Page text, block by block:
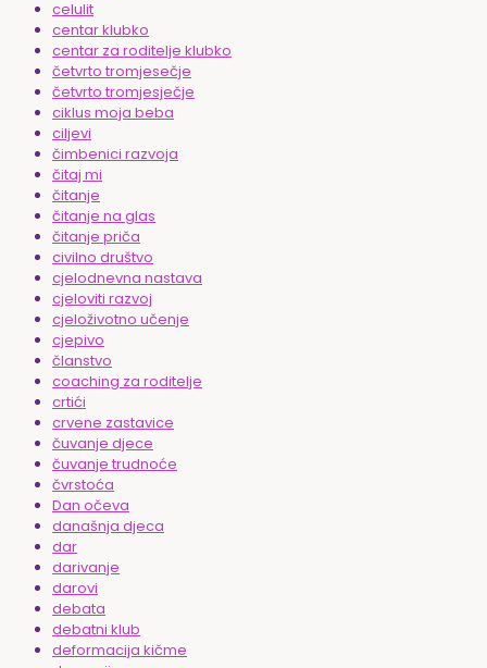
celulit
centar klubko
centar za roditelje klubko
četvrto tromjesečje
četvrto tromjesječje
ciklus moja beba
ciljevi
čimbenici razvoja
čitaj mi
čitanje
čitanje na glas
čitanje priča
civilno društvo
cjelodnevna nastava
cjeloviti razvoj
cjeloživotno učenje
cjepivo
članstvo
coaching za roditelje
crtići
crvene zastavice
čuvanje djece
čuvanje trudnoće
čvrstoća
Dan očeva
današnja djeca
dar
darivanje
darovi
debata
debatni klub
deformacija kičme